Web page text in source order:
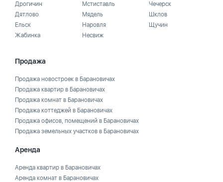
Дрогичин
Дятлово
Ельск
Жабинка
Мстиставль
Мядель
Наровля
Несвиж
Чечерск
Шклов
Щучин
Продажа
Продажа новостроек в Барановичах
Продажа квартир в Барановичах
Продажа комнат в Барановичах
Продажа коттеджей в Барановичах
Продажа офисов, помещений в Барановичах
Продажа земельных участков в Барановичах
Аренда
Аренда квартир в Барановичах
Аренда комнат в Барановичах